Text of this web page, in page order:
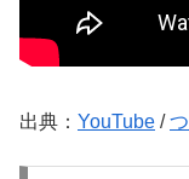
出典： YouTube /